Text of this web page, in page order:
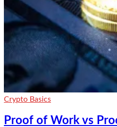
Crypto Basics
Proof of Work vs